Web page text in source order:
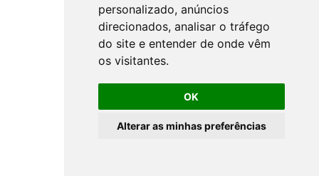
personalizado, anúncios
direcionados, analisar o tráfego
do site e entender de onde vêm
os visitantes.
OK
Alterar as minhas preferências